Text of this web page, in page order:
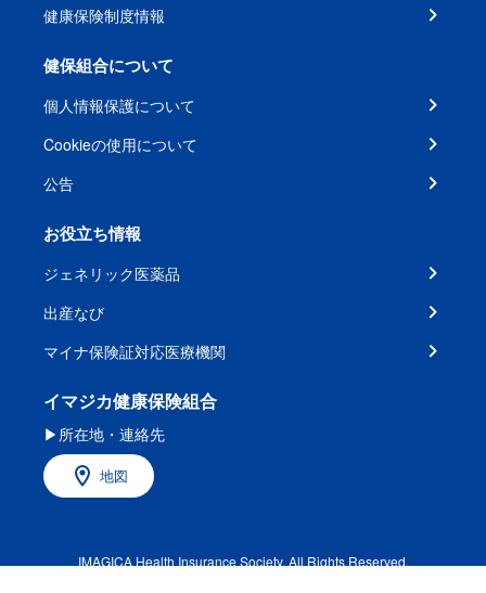
健康保険制度情報
健保組合について
個人情報保護について
Cookieの使用について
公告
お役立ち情報
ジェネリック医薬品
出産なび
マイナ保険証対応医療機関
イマジカ健康保険組合
▶所在地・連絡先
地図
IMAGICA Health Insurance Society. All Rights Reserved.